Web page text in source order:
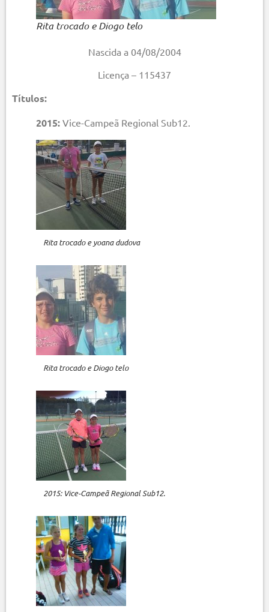
Rita trocado e Diogo telo
Nascida a 04/08/2004
Licença – 115437
Títulos:
2015: Vice-Campeã Regional Sub12.
Rita trocado e yoana dudova
Rita trocado e Diogo telo
2015: Vice-Campeã Regional Sub12.